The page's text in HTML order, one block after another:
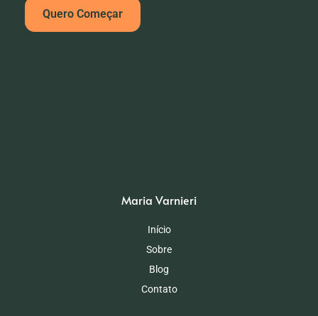
Quero Começar
Maria Varnieri
Início
Sobre
Blog
Contato